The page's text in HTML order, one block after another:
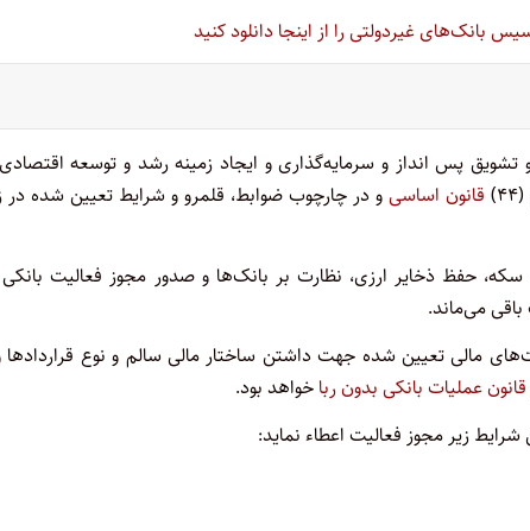
بانک‌های غیردولتی را از اینجا دانلود کنید
و تشویق پس انداز و سرمایه‌گذاری و ایجاد زمینه رشد و توسعه
قانون اساسی و در چارچوب ضوابط، قلمرو و شرایط تعیین شده در
حفظ ذخایر ارزی، نظارت بر بانک‌ها و صدور مجوز فعالیت بانکی
می‌ماند.
مالی تعیین شده جهت داشتن ساختار مالی سالم و نوع قراردادها
قانون عملیات بانکی بدون ربا خواهد بود.
زیر مجوز فعالیت اعطاء نماید: